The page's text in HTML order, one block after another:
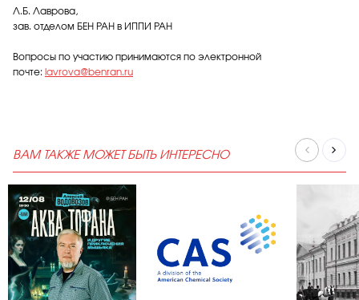
Л.Б. Лаврова,
зав. отделом БЕН РАН в ИППИ РАН
Вопросы по участию принимаются по электронной
почте: lavrova@benran.ru
ВАМ ТАКЖЕ МОЖЕТ БЫТЬ ИНТЕРЕСНО